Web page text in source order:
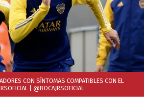
CON SÍNTOMAS COMPATIBLES CON EL
| @BOCAJRSOFICIAL